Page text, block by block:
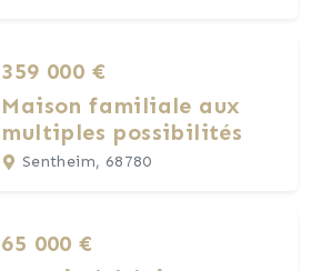
359 000 €
Maison familiale aux
multiples possibilités
Sentheim, 68780
65 000 €